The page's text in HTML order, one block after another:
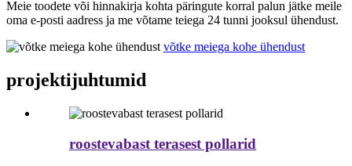
Meie toodete või hinnakirja kohta päringute korral palun jätke meile
oma e-posti aadress ja me võtame teiega 24 tunni jooksul ühendust.
võtke meiega kohe ühendust
projektijuhtumid
roostevabast terasest pollarid